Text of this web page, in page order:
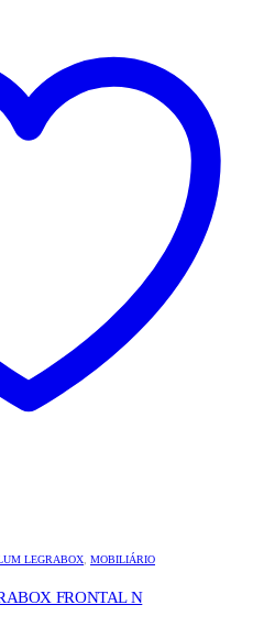
LEGRABOX MOBILIÁRIO
FRONTAL N